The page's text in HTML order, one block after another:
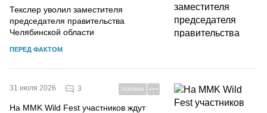
Текслер уволил заместителя
председателя правительства
Челябинской области
ПЕРЕД ФАКТОМ
31 июля 2026 3 РЕКЛАМА
На MMK Wild Fest участников ждут